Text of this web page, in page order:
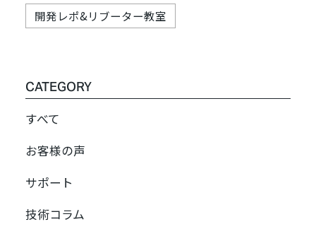
開発レポ&リブーター教室
CATEGORY
すべて
お客様の声
サポート
技術コラム